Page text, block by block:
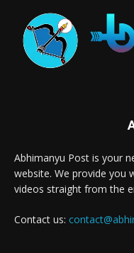
Abhimanyu Post is your
website. We provide you
videos straight from the
Contact us: